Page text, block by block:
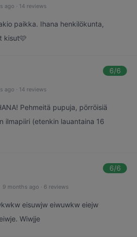
ago · 14 reviews
paikka. Ihana henkilökunta,
kisut🩷
6/6
ago · 14 reviews
Pehmeitä pupuja, pörröisiä
ilmapiiri (etenkin lauantaina 16
6/6
9 months ago · 6 reviews
eisuwjw eiwuwkw eiejw
Wiwjje